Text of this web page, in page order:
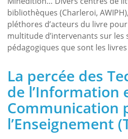
bibliothèques (Charleroi,
pléthores d’acteurs du livre
multitude d’intervenants sur les
pédagogiques que sont les livres
La percée des
de l’Information
Communication
l’Enseignement